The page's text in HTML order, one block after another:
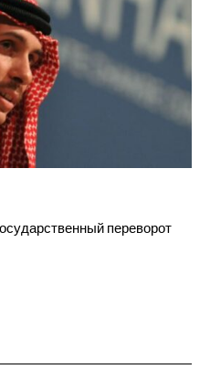
переворот